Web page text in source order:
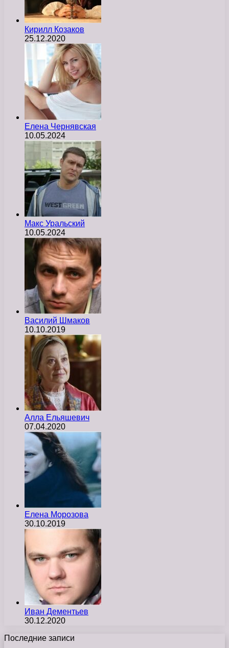
Кирилл Козаков
25.12.2020
Елена Чернявская
10.05.2024
Макс Уральский
10.05.2024
Василий Шмаков
10.10.2019
Алла Ельяшевич
07.04.2020
Елена Морозова
30.10.2019
Иван Дементьев
30.12.2020
Последние записи